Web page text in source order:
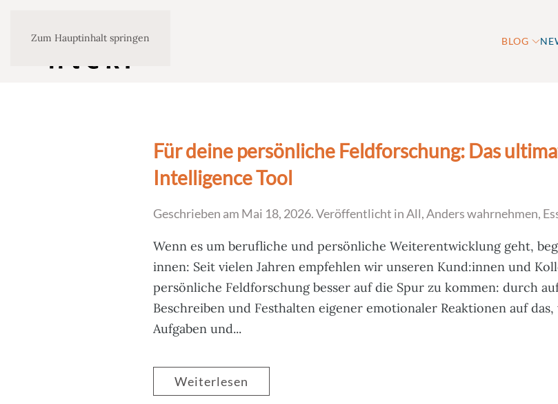
Zum Hauptinhalt springen BLOG
Für deine persönliche Feldforschung: Das
Intelligence Tool
Geschrieben am Mai 18, 2026. Veröffentlicht inAll,Anders wahrnehmen,
Wenn es um berufliche und persönliche Weiterentwicklung geht,
innen: Seit vielen Jahren empfehlen wir unseren Kund:innen und
persönliche Feldforschung besser auf die Spur zu kommen: durch
Beschreiben und Festhalten eigener emotionaler Reaktionen auf das,
Aufgaben und...
Weiterlesen